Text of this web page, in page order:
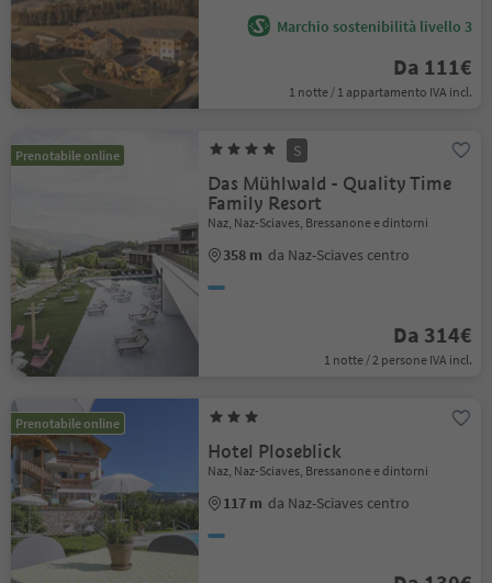
Marchio sostenibilità livello 3
Da 111€
1 notte / 1 appartamento IVA incl.
Prenotabile online S
Das Mühlwald - Quality Time
Family Resort
Naz, Naz-Sciaves, Bressanone e dintorni
358 m da Naz-Sciaves centro
Da 314€
1 notte / 2 persone IVA incl.
Prenotabile online
Hotel Ploseblick
Naz, Naz-Sciaves, Bressanone e dintorni
117 m da Naz-Sciaves centro